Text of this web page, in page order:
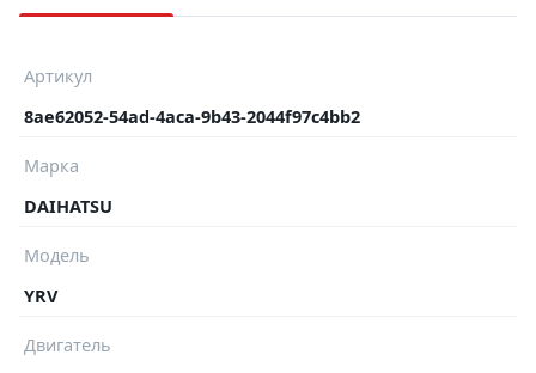
Артикул
8ae62052-54ad-4aca-9b43-2044f97c4bb2
Марка
DAIHATSU
Модель
YRV
Двигатель